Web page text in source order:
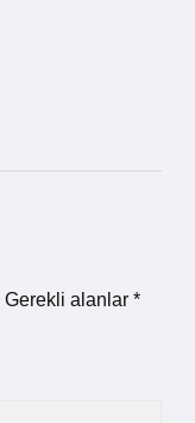
Gerekli alanlar *